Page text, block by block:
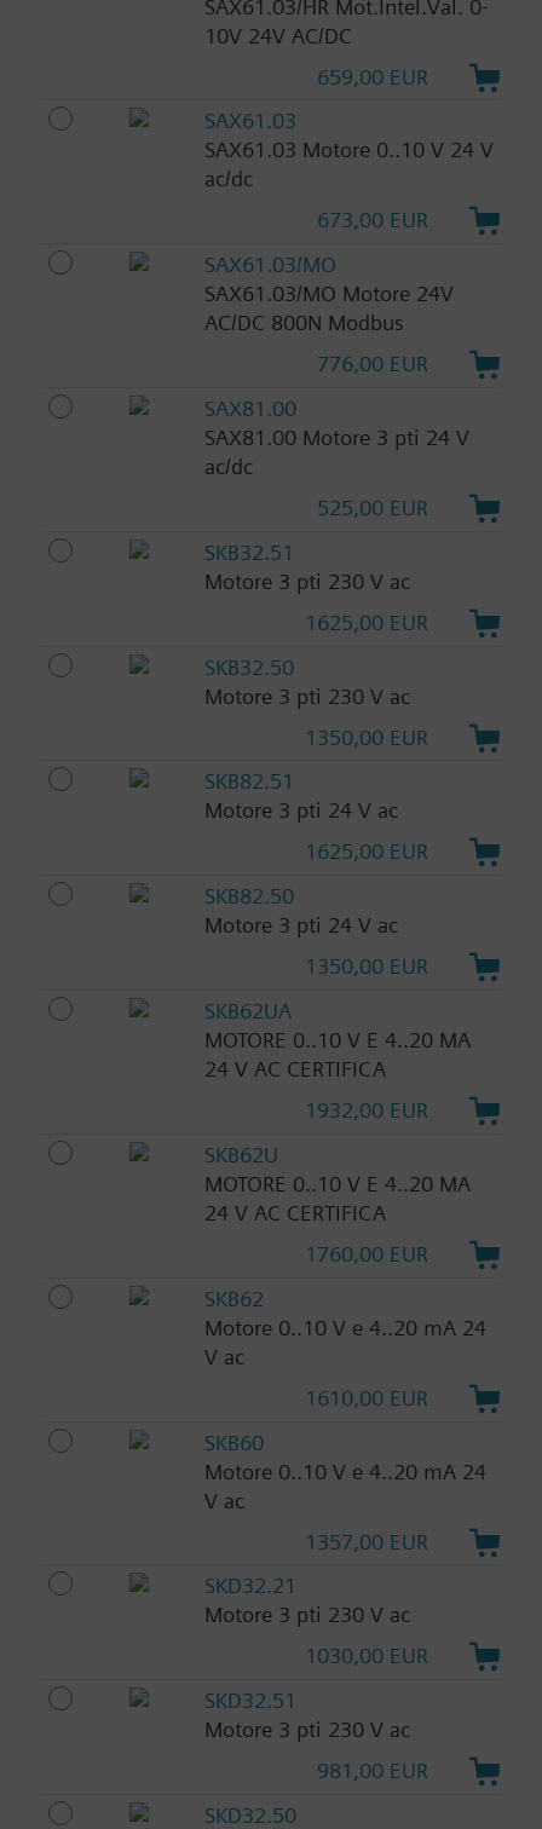
SAX61.03/HR Mot.Intel.Val. 0-
10V 24V AC/DC
659,00 EUR
SAX61.03
SAX61.03 Motore 0..10 V 24 V
ac/dc
673,00 EUR
SAX61.03/MO
SAX61.03/MO Motore 24V
AC/DC 800N Modbus
776,00 EUR
SAX81.00
SAX81.00 Motore 3 pti 24 V
ac/dc
525,00 EUR
SKB32.51
Motore 3 pti 230 V ac
1625,00 EUR
SKB32.50
Motore 3 pti 230 V ac
1350,00 EUR
SKB82.51
Motore 3 pti 24 V ac
1625,00 EUR
SKB82.50
Motore 3 pti 24 V ac
1350,00 EUR
SKB62UA
MOTORE 0..10 V E 4..20 MA
24 V AC CERTIFICA
1932,00 EUR
SKB62U
MOTORE 0..10 V E 4..20 MA
24 V AC CERTIFICA
1760,00 EUR
SKB62
Motore 0..10 V e 4..20 mA 24
V ac
1610,00 EUR
SKB60
Motore 0..10 V e 4..20 mA 24
V ac
1357,00 EUR
SKD32.21
Motore 3 pti 230 V ac
1030,00 EUR
SKD32.51
Motore 3 pti 230 V ac
981,00 EUR
SKD32.50